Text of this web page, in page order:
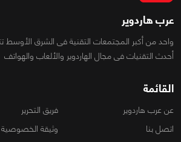
عرب هاردوير
واحد من أكبر المجتمعات التقنية فى الشرق
أحدث التقنيات فى مجال الهاردوير والألعاب والهواتف
القائمة
عن عرب هاردوير
فريق التحرير
اتصل بنا
وثيقة الخصوصية